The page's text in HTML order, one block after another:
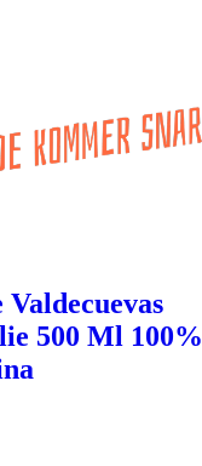
Valdecuevas
500 Ml 100%